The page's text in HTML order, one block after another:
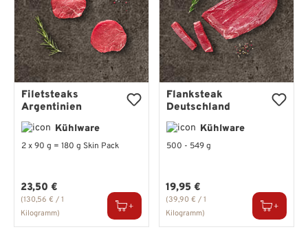
Filetsteaks
Argentinien
Kühlware
2 x 90 g = 180 g Skin Pack
Regulärer Preis:
23,50 €
(130,56 € / 1
Kilogramm)
Flanksteak
Deutschland
Kühlware
500 - 549 g
Regulärer Preis:
19,95 €
(39,90 € / 1
Kilogramm)